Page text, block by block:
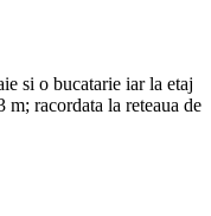
si o bucatarie iar la etaj
m; racordata la reteaua de